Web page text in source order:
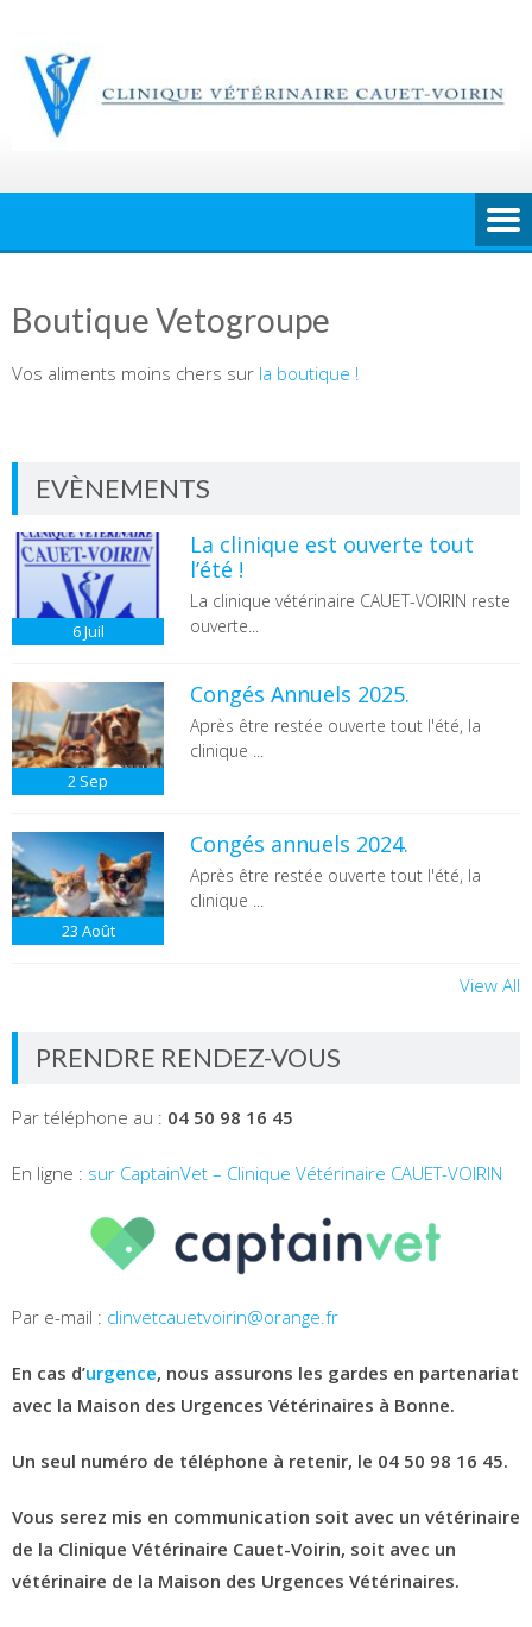
content
Boutique Vetogroupe
Vos aliments moins chers sur la boutique !
EVÈNEMENTS
6Juil
La clinique est ouverte tout
l’été !
La clinique vétérinaire CAUET-VOIRIN reste
ouverte...
2 Sep
Congés Annuels 2025.
Après être restée ouverte tout l'été, la
clinique ...
23 Août
Congés annuels 2024.
Après être restée ouverte tout l'été, la
clinique ...
View All
PRENDRE RENDEZ-VOUS
Par téléphone au : 04 50 98 16 45
En ligne : sur CaptainVet – Clinique Vétérinaire CAUET-VOIRIN
Par e-mail : clinvetcauetvoirin@orange.fr
En cas d’urgence, nous assurons les gardes en partenariat
avec la Maison des Urgences Vétérinaires à Bonne.
Un seul numéro de téléphone à retenir, le 04 50 98 16 45.
Vous serez mis en communication soit avec un vétérinaire
de la Clinique Vétérinaire Cauet-Voirin, soit avec un
vétérinaire de la Maison des Urgences Vétérinaires.